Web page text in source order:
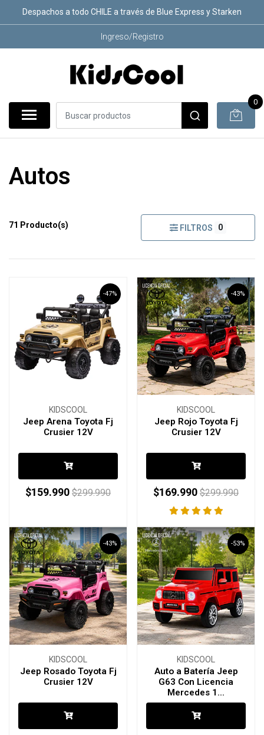
Despachos a todo CHILE a través de Blue Express y Starken
Ingreso/Registro
0
Autos
71 Producto(s) FILTROS 0
-47%
KIDSCOOL
Jeep Arena Toyota Fj
Crusier 12V
$159.990 $299.990
-43%
KIDSCOOL
Jeep Rojo Toyota Fj
Crusier 12V
$169.990 $299.990
-43%
KIDSCOOL
Jeep Rosado Toyota Fj
Crusier 12V
-53%
KIDSCOOL
Auto a Batería Jeep
G63 Con Licencia
Mercedes 1...